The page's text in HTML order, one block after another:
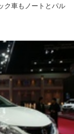
ク車もノートとパル